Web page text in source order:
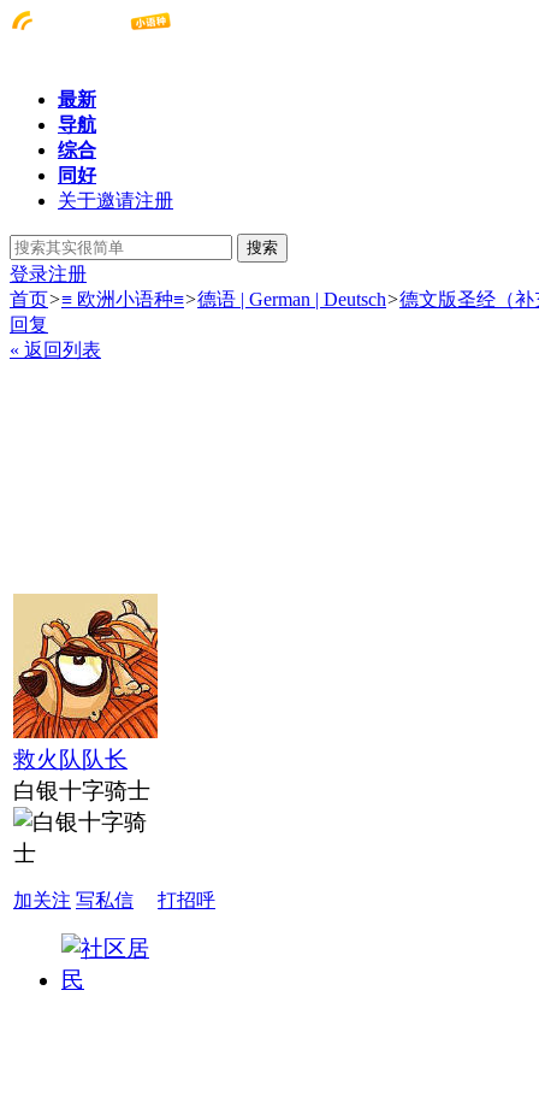
最新
导航
综合
同好
关于邀请注册
搜索
登录注册
首页>≡ 欧洲小语种≡>德语 | German | Deutsch>德文版圣经（补
回复
« 返回列表
救火队队长
白银十字骑士
加关注 写私信 打招呼